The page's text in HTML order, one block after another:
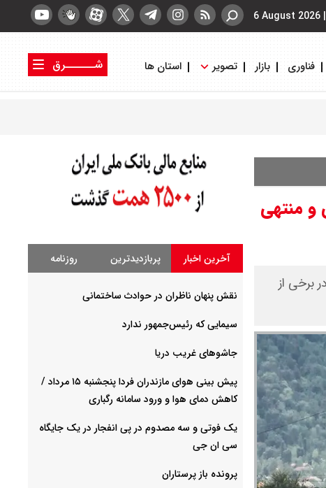
|
6 August 2026
فناوری بازار تصویر استان ها
شــــــرق
شمالی و منتهی
برخی از
آخرین اخبار پربازدیدترین روزنامه
نقش پنهان ناظران در حوادث ساختمانی
سیمایی که رئیس‌جمهور ندارد
جاشوهای غریب دریا
پیش بینی هوای مازندران فردا پنجشنبه ۱۵ مرداد /
کاهش دمای هوا و ورود سامانه رگباری
یک فوتی و سه مصدوم در پی انفجار در یک جایگاه
سی ان جی
پرونده باز پرستاران